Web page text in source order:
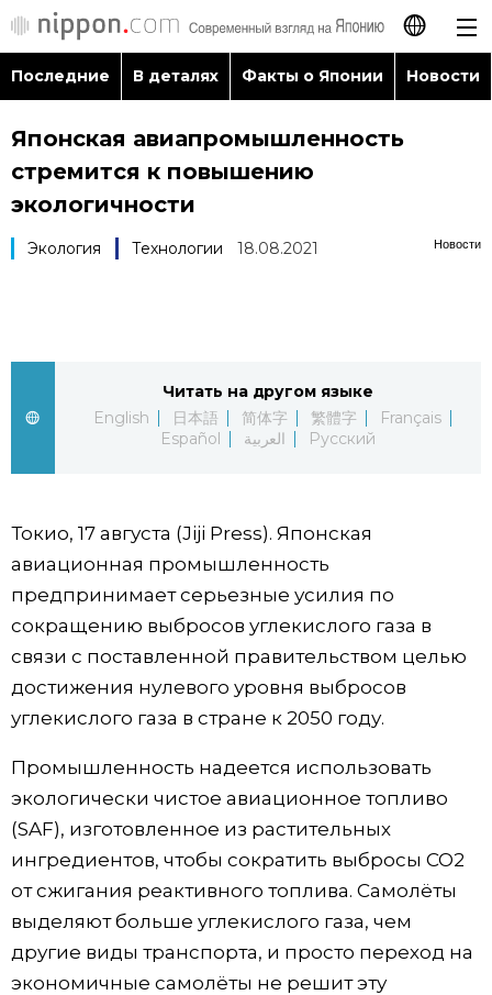
日本語
English
العربية
Последние
Фото/Видео
Разделы
Люди
Блог
Политика
Экономика
Общество
Культура
Популярные статьи
Японский язык
Японский калейдоскоп
Семья
Еда и напитки
official SNS
Последние В деталях Факты о Японии Новости
Японская авиапромышленность
стремится к повышению
экологичности
Новости
Экология Технологии 18.08.2021
Читать на другом языке
English
日本語 简体字 繁體字
Français
Español
العربية Русский
Токио, 17 августа (Jiji Press). Японская
авиационная промышленность
предпринимает серьезные усилия по
сокращению выбросов углекислого газа в
связи с поставленной правительством целью
достижения нулевого уровня выбросов
углекислого газа в стране к 2050 году.
Промышленность надеется использовать
экологически чистое авиационное топливо
(SAF), изготовленное из растительных
ингредиентов, чтобы сократить выбросы CO2
от сжигания реактивного топлива. Самолёты
выделяют больше углекислого газа, чем
другие виды транспорта, и просто переход на
экономичные самолёты не решит эту